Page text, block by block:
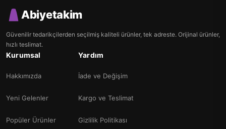
Abiyetakim
Güvenilir tedarikçilerden seçilmiş kaliteli ürünler, tek adreste. Orijinal ürünler,
hızlı teslimat.
Kurumsal
Hakkımızda
Yeni Gelenler
Popüler Ürünler
Yardım
İade ve Değişim
Kargo ve Teslimat
Gizlilik Politikası